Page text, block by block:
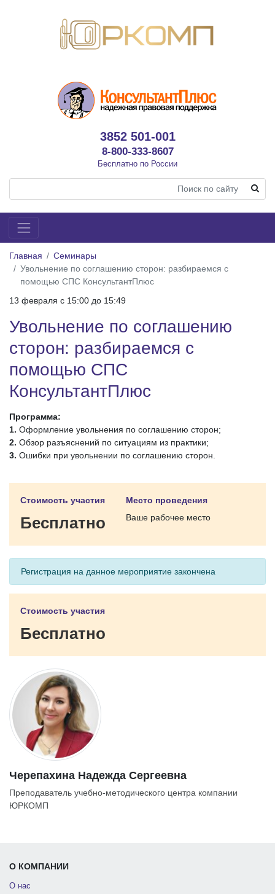
3852 501-001
8-800-333-8607
Бесплатно по России
Главная
Семинары
Увольнение по соглашению сторон: разбираемся с
помощью СПС КонсультантПлюс
Черепахина Надежда Сергеевна
Преподаватель учебно-методического центра компании
ЮРКОМП
13 февраля c 15:00 до 15:49
Увольнение по соглашению
сторон: разбираемся с
помощью СПС
КонсультантПлюс
Программа:
1. Оформление увольнения по соглашению сторон;
2. Обзор разъяснений по ситуациям из практики;
3. Ошибки при увольнении по соглашению сторон.
Стоимость участия
Бесплатно
Место проведения
Ваше рабочее место
Регистрация на данное мероприятие закончена
Стоимость участия
Бесплатно
О КОМПАНИИ
О нас